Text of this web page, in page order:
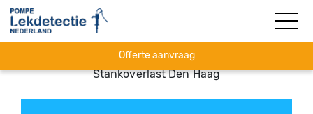
Offerte aanvraag
Stankoverlast Den Haag